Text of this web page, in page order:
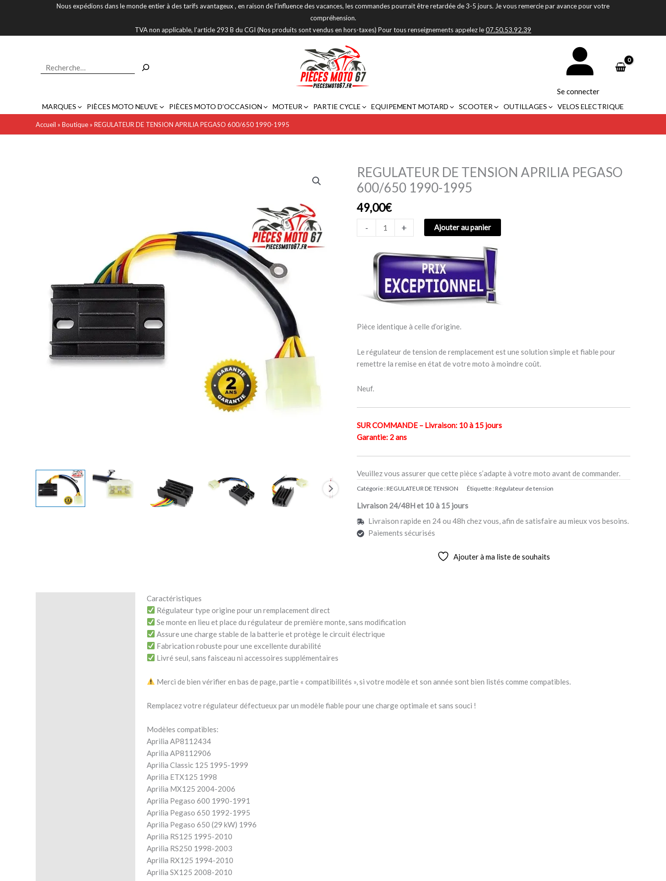
Nous expédions dans le monde entier à des tarifs avantageux , en raison de l’influence des vacances, les commandes pourrait être retardée de 3-5 jours. Je vous remercie par avance pour votre
compréhension.
TVA non applicable, l'article 293 B du CGI (Nos produits sont vendus en hors-taxes) Pour tous renseignements appelez le07.50.53.92.39
Se connecter
MARQUES PIÈCES MOTO NEUVE PIÈCES MOTO D’OCCASION MOTEUR PARTIE CYCLE EQUIPEMENT MOTARD SCOOTER OUTILLAGES VELOS ELECTRIQUE
Accueil » Boutique » REGULATEUR DE TENSION APRILIA PEGASO 600/650 1990-1995
REGULATEUR DE TENSION APRILIA PEGASO
600/650 1990-1995
49,00€
-
quantité
de
REGULATEUR
DE
TENSION
APRILIA
600/650
1990-
1995
+ Ajouter au panier
Pièce identique à celle d’origine.
Le régulateur de tension de remplacement est une solution simple et fiable pour
remettre la remise en état de votre moto à moindre coût.
Neuf.
SUR COMMANDE – Livraison: 10 à 15 jours
Garantie: 2 ans
Veuillez vous assurer que cette pièce s’adapte à votre moto avant de commander.
Catégorie :REGULATEUR DE TENSION Étiquette :Régulateur de tension
Livraison 24/48H et 10 à 15 jours
Livraison rapide en 24 ou 48h chez vous, afin de satisfaire au mieux vos besoins.
Paiements sécurisés
Ajouter à ma liste de souhaits
Caractéristiques
Régulateur type origine pour un remplacement direct
Se monte en lieu et place du régulateur de première monte, sans modification
Assure une charge stable de la batterie et protège le circuit électrique
Fabrication robuste pour une excellente durabilité
Livré seul, sans faisceau ni accessoires supplémentaires
Merci de bien vérifier en bas de page, partie « compatibilités », si votre modèle et son année sont bien listés comme compatibles.
Remplacez votre régulateur défectueux par un modèle fiable pour une charge optimale et sans souci !
Modèles compatibles:
Aprilia AP8112434
Aprilia AP8112906
Aprilia Classic 125 1995-1999
Aprilia ETX125 1998
Aprilia MX125 2004-2006
Aprilia Pegaso 600 1990-1991
Aprilia Pegaso 650 1992-1995
Aprilia Pegaso 650 (29 kW) 1996
Aprilia RS125 1995-2010
Aprilia RS250 1998-2003
Aprilia RX125 1994-2010
Aprilia SX125 2008-2010